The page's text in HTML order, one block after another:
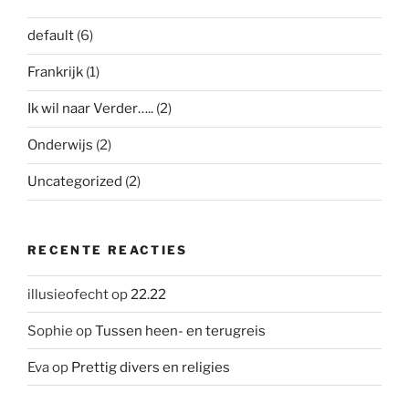
default (6)
Frankrijk (1)
Ik wil naar Verder….. (2)
Onderwijs (2)
Uncategorized (2)
RECENTE REACTIES
illusieofechtop22.22
Sophie opTussen heen- en terugreis
Evaop Prettig divers en religies